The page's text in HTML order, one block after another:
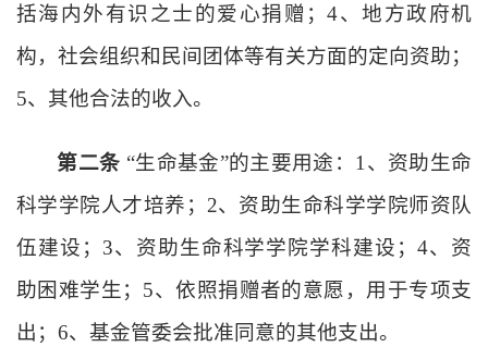
括海内外有识之士的爱心捐赠；4、地方政府机
构，社会组织和民间团体等有关方面的定向资助；
5、其他合法的收入。
第二条 “生命基金”的主要用途：1、资助生命
科学学院人才培养；2、资助生命科学学院师资队
伍建设；3、资助生命科学学院学科建设；4、 资
助困难学生； 5、依照捐赠者的意愿，用于专项支
出；6、基金管委会批准同意的其他支出。